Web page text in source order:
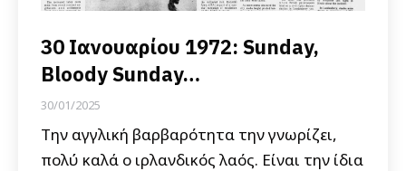
30 Ιανουαρίου 1972: Sunday,
Bloody Sunday…
30/01/2025
Την αγγλική βαρβαρότητα την γνωρίζει,
πολύ καλά ο ιρλανδικός λαός. Είναι την ίδια